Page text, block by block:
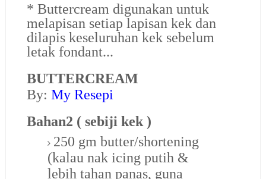
* Buttercream digunakan untuk
melapisan setiap lapisan kek dan
dilapis keseluruhan kek sebelum
letak fondant...
BUTTERCREAM
By: My Resepi
Bahan2 ( sebiji kek )
250 gm butter/shortening
(kalau nak icing putih &
lebih tahan panas, guna